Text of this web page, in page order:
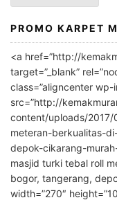
A
l
r
n
a
t
i
v
PROMO KARPET
<a href=”http://
target=”_blank”
class=”aligncenter wp-
src=”http://
content/uploads/
meteran-berkualitas-
depok-cikarang-
masjid turki tebal roll
bogor, tangerang,
width=”270″